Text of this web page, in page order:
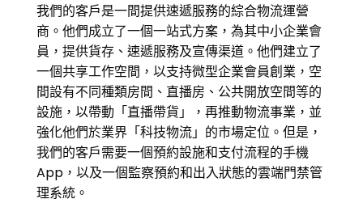
我們的客戶是一間提供速遞服務的綜合物流運營
商。他們成立了一個一站式方案，為其中小企業會
員，提供貨存、速遞服務及宣傳渠道。他們建立了
一個共享工作空間，以支持微型企業會員創業，空
間設有不同種類房間、直播房、公共開放空間等的
設施，以帶動「直播帶貨」，再推動物流事業，並
強化他們於業界「科技物流」的市場定位。但是，
我們的客戶需要一個預約設施和支付流程的手機
App，以及一個監察預約和出入狀態的雲端門禁管
理系統。